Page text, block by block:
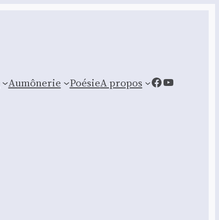
Aumônerie PoésieA propos Facebook
YouTube